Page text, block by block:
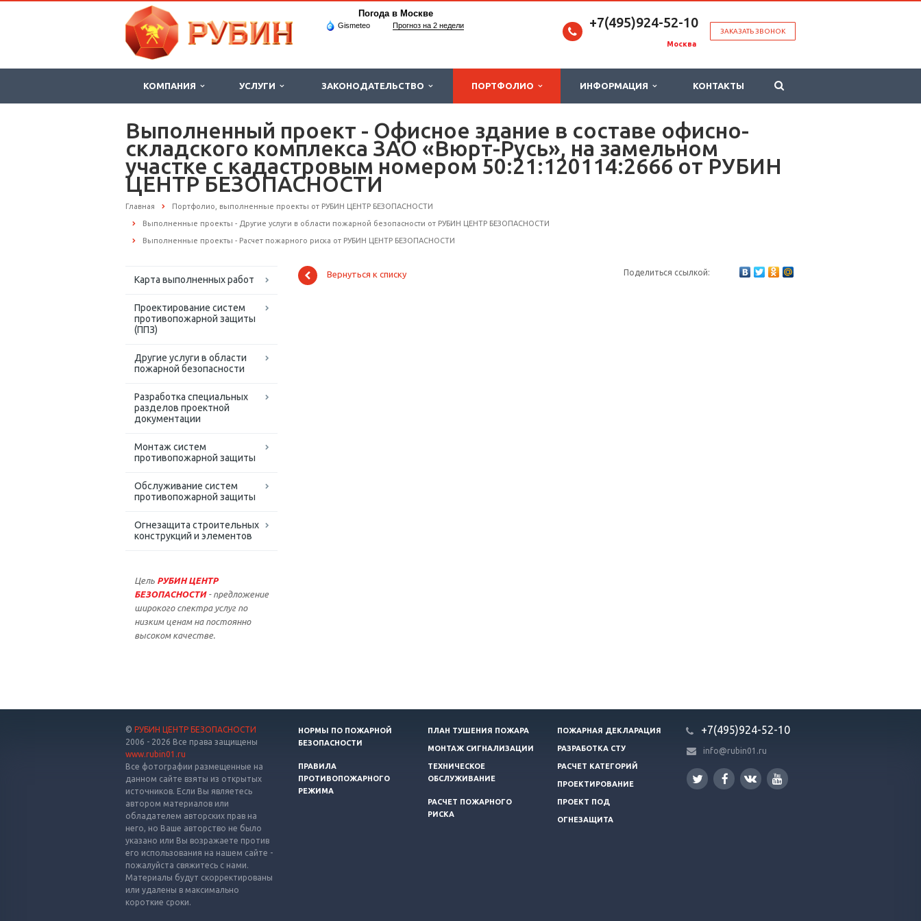
Погода в Москве
Gismeteo Прогноз на 2 недели
ЗАКАЗАТЬ ЗВОНОК
+7(495)924-52-10
Москва
КОМПАНИЯ УСЛУГИ ЗАКОНОДАТЕЛЬСТВО ПОРТФОЛИО ИНФОРМАЦИЯ КОНТАКТЫ
Выполненный проект - Офисное здание в составе офисно-
складского комплекса ЗАО «Вюрт-Русь», на замельном
участке с кадастровым номером 50:21:120114:2666 от РУБИН
ЦЕНТР БЕЗОПАСНОСТИ
Главная Портфолио, выполненные проекты от РУБИН ЦЕНТР БЕЗОПАСНОСТИ
Выполненные проекты - Другие услуги в области пожарной безопасности от РУБИН ЦЕНТР БЕЗОПАСНОСТИ
Выполненные проекты - Расчет пожарного риска от РУБИН ЦЕНТР БЕЗОПАСНОСТИ
Карта выполненных работ
Проектирование систем
противопожарной защиты
(ППЗ)
Другие услуги в области
пожарной безопасности
Разработка специальных
разделов проектной
документации
Монтаж систем
противопожарной защиты
Обслуживание систем
противопожарной защиты
Огнезащита строительных
конструкций и элементов
Цель РУБИН ЦЕНТР
БЕЗОПАСНОСТИ - предложение
широкого спектра услуг по
низким ценам на постоянно
высоком качестве.
Поделиться ссылкой:
Вернуться к списку
© РУБИН ЦЕНТР БЕЗОПАСНОСТИ
2006 - 2026 Все права защищены
www.rubin01.ru
Все фотографии размещенные на
данном сайте взяты из открытых
источников. Если Вы являетесь
автором материалов или
обладателем авторских прав на
него, но Ваше авторство не было
указано или Вы возражаете против
его использования на нашем сайте -
пожалуйста свяжитесь с нами.
Материалы будут скорректированы
или удалены в максимально
короткие сроки.
НОРМЫ ПО ПОЖАРНОЙ
БЕЗОПАСНОСТИ
ПЛАН ТУШЕНИЯ ПОЖАРА ПОЖАРНАЯ ДЕКЛАРАЦИЯ
МОНТАЖ СИГНАЛИЗАЦИИ РАЗРАБОТКА СТУ
ПРАВИЛА
ПРОТИВОПОЖАРНОГО
РЕЖИМА
ТЕХНИЧЕСКОЕ
ОБСЛУЖИВАНИЕ
РАСЧЕТ КАТЕГОРИЙ
ПРОЕКТИРОВАНИЕ
РАСЧЕТ ПОЖАРНОГО
РИСКА
ПРОЕКТ ПОД
ОГНЕЗАЩИТА
+7(495)924-52-10
info@rubin01.ru